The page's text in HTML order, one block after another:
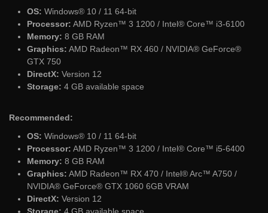
OS: Windows® 10 / 11 64-bit
Processor: AMD Ryzen™ 3 1200 / Intel® Core™ i3-6100
Memory: 8 GB RAM
Graphics: AMD Radeon™ RX 460 / NVIDIA® GeForce®
GTX 750
DirectX: Version 12
Storage: 4 GB available space
Recommended:
OS: Windows® 10 / 11 64-bit
Processor: AMD Ryzen™ 3 1200 / Intel® Core™ i5-6400
Memory: 8 GB RAM
Graphics: AMD Radeon™ RX 470 / Intel® Arc™ A750 /
NVIDIA® GeForce® GTX 1060 6GB VRAM
DirectX: Version 12
Storage: 4 GB available space